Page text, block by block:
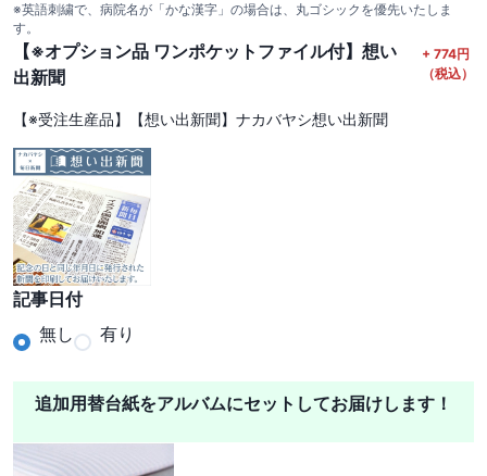
※英語刺繍で、病院名が「かな漢字」の場合は、丸ゴシックを優先いたしま
す。
【※オプション品 ワンポケットファイル付】想い
出新聞
+ 774円
（税込）
【※受注生産品】【想い出新聞】ナカバヤシ想い出新聞
記事日付
無し
有り
追加用替台紙をアルバムにセットしてお届けします！